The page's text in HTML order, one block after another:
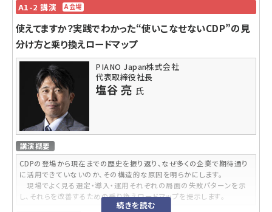
参加対象者
・ウェブ部署やデジタル部署に配属され、何から始めるべきか悩んでいる
方
・Webマーケティング経験が0～3年程度の担当者
受講するメリット
・企業におけるデジマ/Web担の役割を理解できる
・誰にでも伝わるレポート作成やダッシュボード活用の具体的な方法を
学べる
・Looker Studioの活用法を理解できる
講師プロフィール
角谷 治美
氏
建築会社の営業事務から紆余曲折を経てリクルートにてウェブ広告企画
を中心にウェブマーケティングを学ぶ。2012年よりサンリオの現職へ。サ
イトやメルマガのリニューアル及び運用を担当。
[受賞歴]モバイル広告大賞、インタラクティブアドアワード入賞
A1-2 講演
A会場
使えてますか？実践でわかった“使いこなせないCDP”の見
分け方と乗り換えロードマップ
PIANO Japan株式会社
代表取締役社長
塩谷 亮 氏
講演概要
CDPの登場から現在までの歴史を振り返り、なぜ多くの企業で期待通り
に活用できていないのか、その構造的な原因を明らかにします。
現場でよく見る選定・導入・運用それぞれの局面の失敗パターンを示
し、それらを改善するための乗り換えロードマップを提示します。
続きを読む